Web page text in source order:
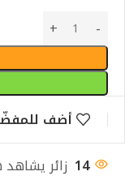
أضف
14 زائر